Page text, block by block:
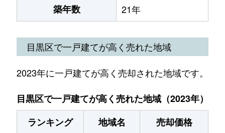
築年数 21年
目黒区で一戸建てが高く売れた地域
2023年に一戸建てが高く売却された地域です。
目黒区で一戸建てが高く売れた地域（2023年）
ランキング
地域名
売却価格